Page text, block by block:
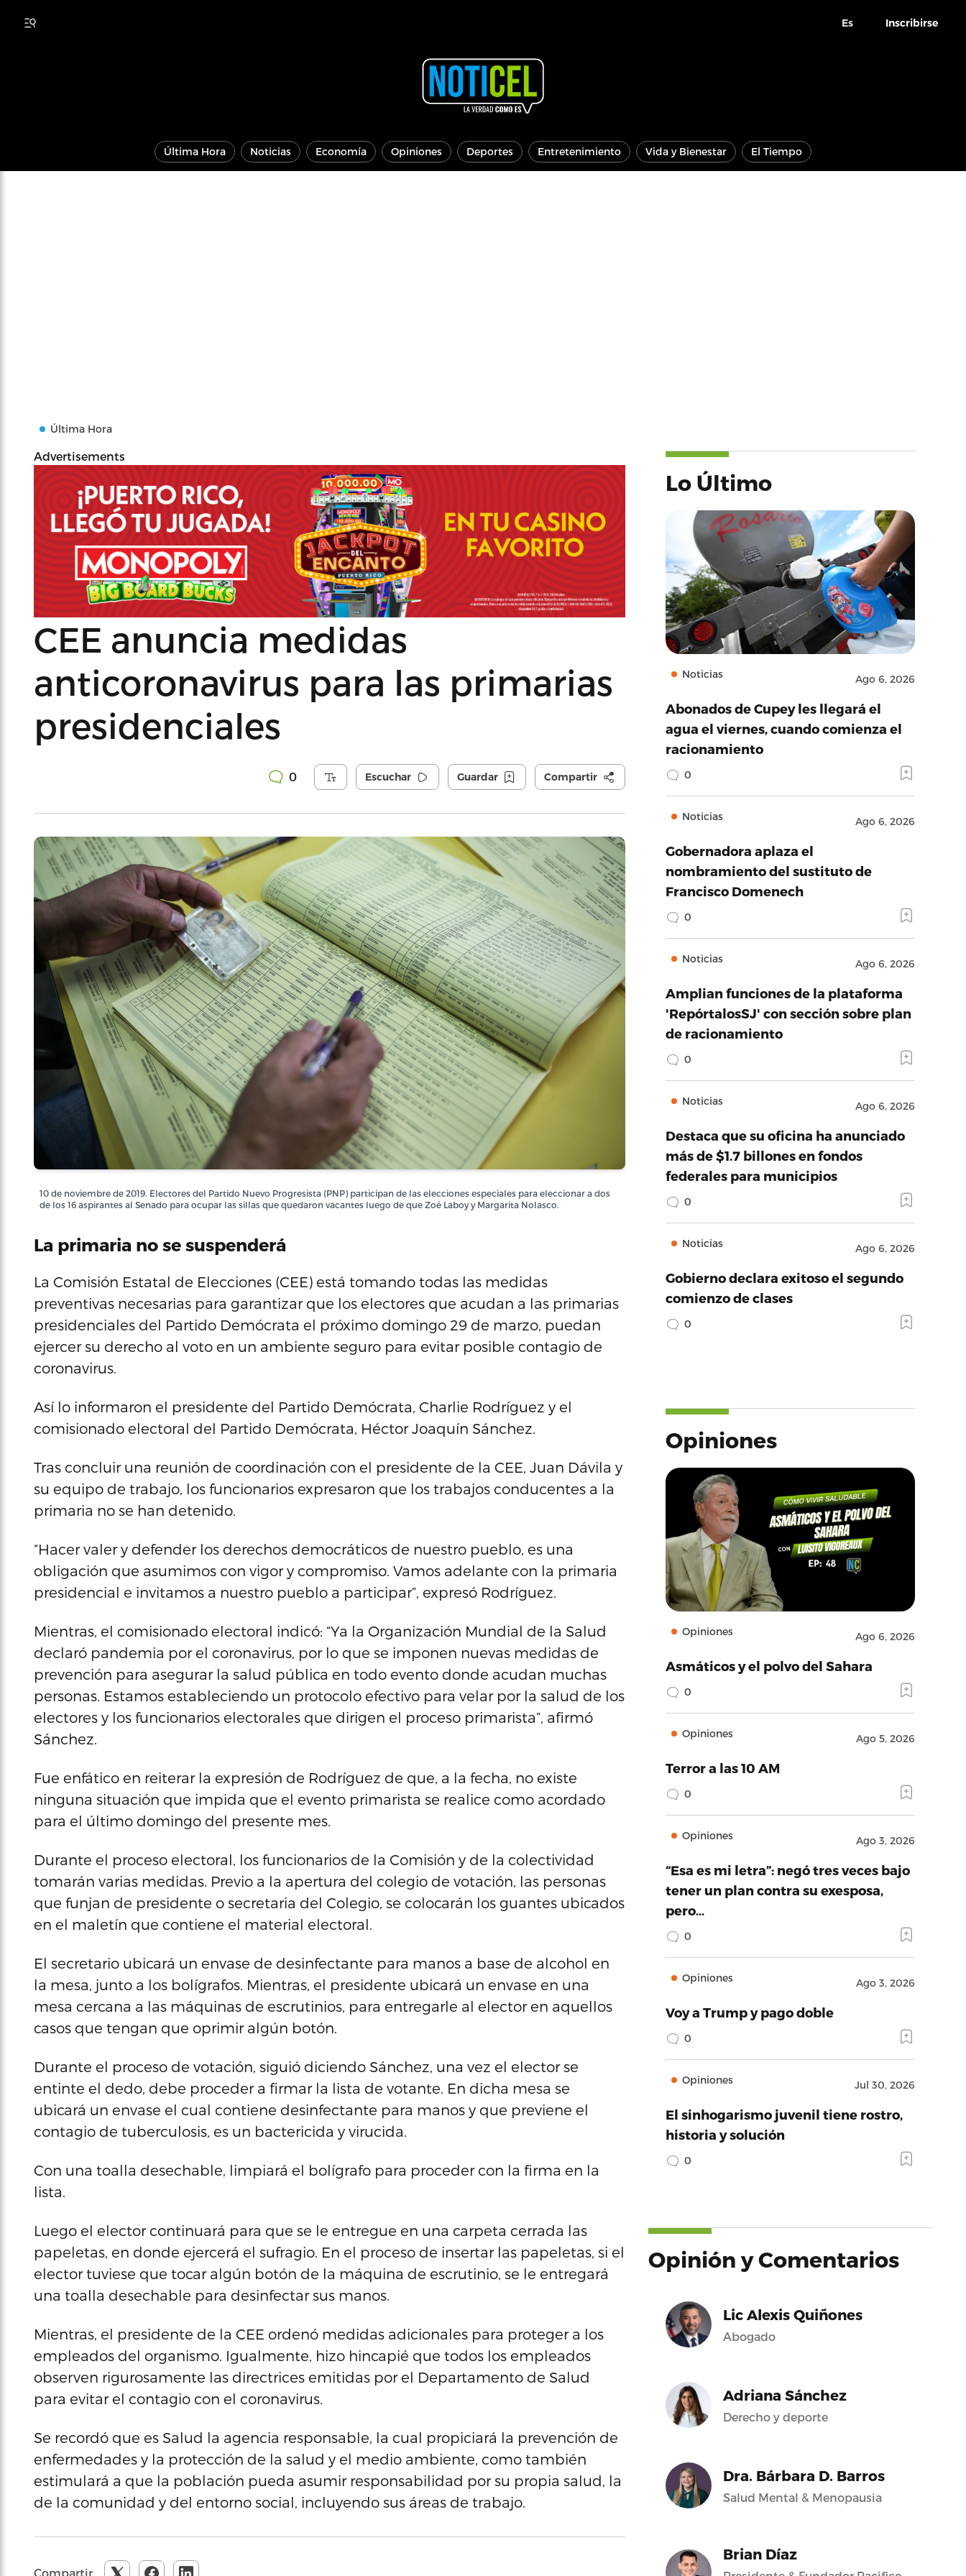
Es Inscribirse
Última Hora Noticias Economía Opiniones Deportes Entretenimiento Vida y Bienestar El Tiempo
Última Hora
Advertisements
CEE anuncia medidas
anticoronavirus para las primarias
presidenciales
0 Escuchar Guardar Compartir
10 de noviembre de 2019. Electores del Partido Nuevo Progresista (PNP) participan de las elecciones especiales para eleccionar a dos
de los 16 aspirantes al Senado para ocupar las sillas que quedaron vacantes luego de que Zoé Laboy y Margarita Nolasco.
La primaria no se suspenderá
La Comisión Estatal de Elecciones (CEE) está tomando todas las medidas
preventivas necesarias para garantizar que los electores que acudan a las primarias
presidenciales del Partido Demócrata el próximo domingo 29 de marzo, puedan
ejercer su derecho al voto en un ambiente seguro para evitar posible contagio de
coronavirus.
Así lo informaron el presidente del Partido Demócrata, Charlie Rodríguez y el
comisionado electoral del Partido Demócrata, Héctor Joaquín Sánchez.
Tras concluir una reunión de coordinación con el presidente de la CEE, Juan Dávila y
su equipo de trabajo, los funcionarios expresaron que los trabajos conducentes a la
primaria no se han detenido.
“Hacer valer y defender los derechos democráticos de nuestro pueblo, es una
obligación que asumimos con vigor y compromiso. Vamos adelante con la primaria
presidencial e invitamos a nuestro pueblo a participar”, expresó Rodríguez.
Mientras, el comisionado electoral indicó: “Ya la Organización Mundial de la Salud
declaró pandemia por el coronavirus, por lo que se imponen nuevas medidas de
prevención para asegurar la salud pública en todo evento donde acudan muchas
personas. Estamos estableciendo un protocolo efectivo para velar por la salud de los
electores y los funcionarios electorales que dirigen el proceso primarista”, afirmó
Sánchez.
Fue enfático en reiterar la expresión de Rodríguez de que, a la fecha, no existe
ninguna situación que impida que el evento primarista se realice como acordado
para el último domingo del presente mes.
Durante el proceso electoral, los funcionarios de la Comisión y de la colectividad
tomarán varias medidas. Previo a la apertura del colegio de votación, las personas
que funjan de presidente o secretaria del Colegio, se colocarán los guantes ubicados
en el maletín que contiene el material electoral.
El secretario ubicará un envase de desinfectante para manos a base de alcohol en
la mesa, junto a los bolígrafos. Mientras, el presidente ubicará un envase en una
mesa cercana a las máquinas de escrutinios, para entregarle al elector en aquellos
casos que tengan que oprimir algún botón.
Durante el proceso de votación, siguió diciendo Sánchez, una vez el elector se
entinte el dedo, debe proceder a firmar la lista de votante. En dicha mesa se
ubicará un envase el cual contiene desinfectante para manos y que previene el
contagio de tuberculosis, es un bactericida y virucida.
Con una toalla desechable, limpiará el bolígrafo para proceder con la firma en la
lista.
Luego el elector continuará para que se le entregue en una carpeta cerrada las
papeletas, en donde ejercerá el sufragio. En el proceso de insertar las papeletas, si el
elector tuviese que tocar algún botón de la máquina de escrutinio, se le entregará
una toalla desechable para desinfectar sus manos.
Mientras, el presidente de la CEE ordenó medidas adicionales para proteger a los
empleados del organismo. Igualmente, hizo hincapié que todos los empleados
observen rigurosamente las directrices emitidas por el Departamento de Salud
para evitar el contagio con el coronavirus.
Se recordó que es Salud la agencia responsable, la cual propiciará la prevención de
enfermedades y la protección de la salud y el medio ambiente, como también
estimulará a que la población pueda asumir responsabilidad por su propia salud, la
de la comunidad y del entorno social, incluyendo sus áreas de trabajo.
Compartir
Lo Último
Noticias Ago 6, 2026
Abonados de Cupey les llegará el
agua el viernes, cuando comienza el
racionamiento
0
Noticias Ago 6, 2026
Gobernadora aplaza el
nombramiento del sustituto de
Francisco Domenech
0
Noticias Ago 6, 2026
Amplian funciones de la plataforma
'RepórtalosSJ' con sección sobre plan
de racionamiento
0
Noticias Ago 6, 2026
Destaca que su oficina ha anunciado
más de $1.7 billones en fondos
federales para municipios
0
Noticias Ago 6, 2026
Gobierno declara exitoso el segundo
comienzo de clases
0
Opiniones
Opiniones Ago 6, 2026
Asmáticos y el polvo del Sahara
0
Opiniones Ago 5, 2026
Terror a las 10 AM
0
Opiniones Ago 3, 2026
“Esa es mi letra”: negó tres veces bajo
tener un plan contra su exesposa,
pero…
0
Opiniones Ago 3, 2026
Voy a Trump y pago doble
0
Opiniones Jul 30, 2026
El sinhogarismo juvenil tiene rostro,
historia y solución
0
Opinión y Comentarios
Lic Alexis Quiñones
Abogado
Adriana Sánchez
Derecho y deporte
Dra. Bárbara D. Barros
Salud Mental & Menopausia
Brian Díaz